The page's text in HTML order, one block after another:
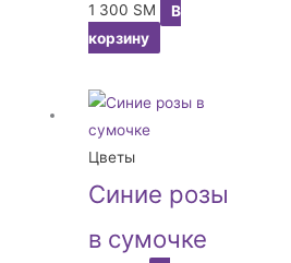
1 300 ЅМ
В
корзину
Цветы
Синие розы
в сумочке